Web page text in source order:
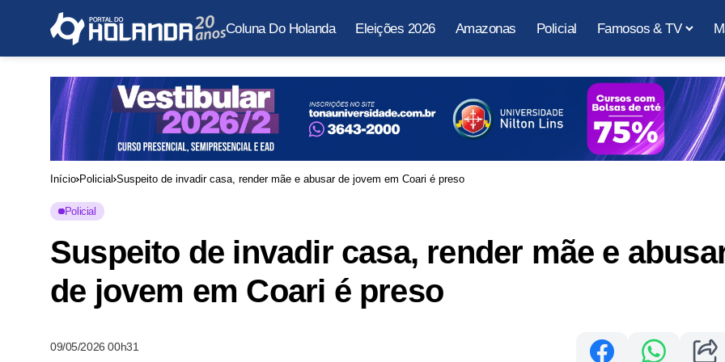
Coluna Do Holanda Eleições 2026 Amazonas Policial Famosos & TV
Início Policial Suspeito de invadir casa, render mãe e abusar de jovem em Coari é preso
Policial
Suspeito de invadir casa, render mãe e
de jovem em Coari é preso
09/05/2026 00h31